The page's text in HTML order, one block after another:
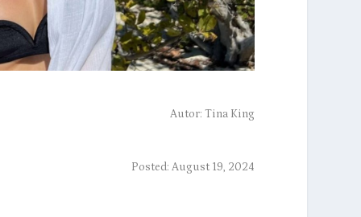
Autor: Tina King
Posted: August 19, 2024